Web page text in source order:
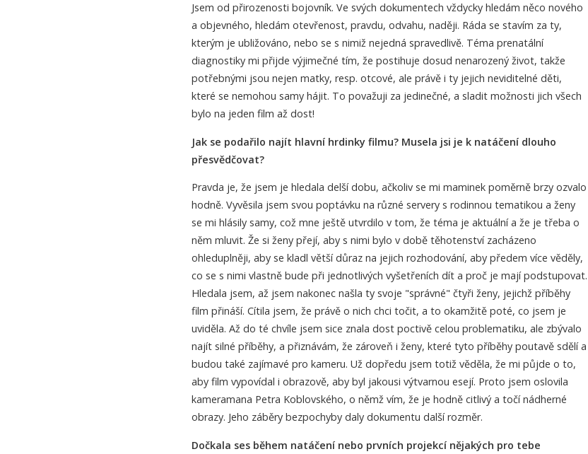
Jsem od přirozenosti bojovník. Ve svých dokumentech vždycky hledám něco nového
a objevného, hledám otevřenost, pravdu, odvahu, naději. Ráda se stavím za ty,
kterým je ubližováno, nebo se s nimiž nejedná spravedlivě. Téma prenatální
diagnostiky mi přijde výjimečné tím, že postihuje dosud nenarozený život, takže
potřebnými jsou nejen matky, resp. otcové, ale právě i ty jejich neviditelné děti,
které se nemohou samy hájit. To považuji za jedinečné, a sladit možnosti jich všech
bylo na jeden film až dost!
Jak se podařilo najít hlavní hrdinky filmu? Musela jsi je k natáčení dlouho
přesvědčovat?
Pravda je, že jsem je hledala delší dobu, ačkoliv se mi maminek poměrně brzy ozvalo
hodně. Vyvěsila jsem svou poptávku na různé servery s rodinnou tematikou a ženy
se mi hlásily samy, což mne ještě utvrdilo v tom, že téma je aktuální a že je třeba o
něm mluvit. Že si ženy přejí, aby s nimi bylo v době těhotenství zacházeno
ohleduplněji, aby se kladl větší důraz na jejich rozhodování, aby předem více věděly,
co se s nimi vlastně bude při jednotlivých vyšetřeních dít a proč je mají podstupovat.
Hledala jsem, až jsem nakonec našla ty svoje "správné" čtyři ženy, jejichž příběhy
film přináší. Cítila jsem, že právě o nich chci točit, a to okamžitě poté, co jsem je
uviděla. Až do té chvíle jsem sice znala dost poctivě celou problematiku, ale zbývalo
najít silné příběhy, a přiznávám, že zároveň i ženy, které tyto příběhy poutavě sdělí a
budou také zajímavé pro kameru. Už dopředu jsem totiž věděla, že mi půjde o to,
aby film vypovídal i obrazově, aby byl jakousi výtvarnou esejí. Proto jsem oslovila
kameramana Petra Koblovského, o němž vím, že je hodně citlivý a točí nádherné
obrazy. Jeho záběry bezpochyby daly dokumentu další rozměr.
Dočkala ses během natáčení nebo prvních projekcí nějakých pro tebe